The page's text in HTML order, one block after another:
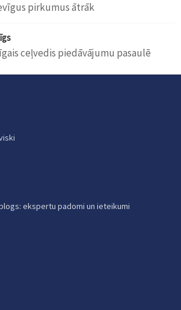
pirkumus ātrāk
ceļvedis piedāvājumu pasaulē
ekspertu padomi un ieteikumi